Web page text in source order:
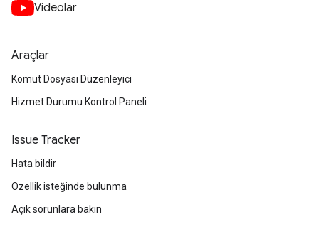
Videolar
Araçlar
Komut Dosyası Düzenleyici
Hizmet Durumu Kontrol Paneli
Issue Tracker
Hata bildir
Özellik isteğinde bulunma
Açık sorunlara bakın